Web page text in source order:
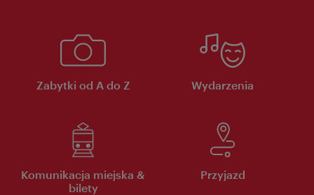
Zabytki od A do Z Wydarzenia
Komunikacja miejska &
bilety
Przyjazd